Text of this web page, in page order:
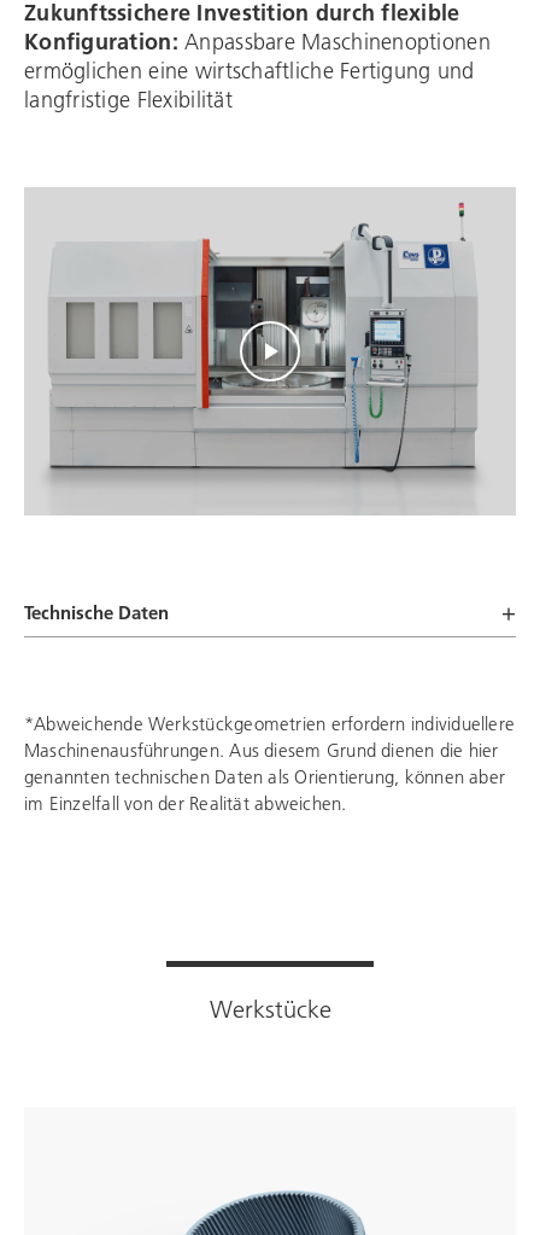
Zukunftssichere Investition durch flexible
Konfiguration:Anpassbare Maschinenoptionen
ermöglichen eine wirtschaftliche Fertigung und
langfristige​ Flexibilität
Technische Daten
*Abweichende Werkstückgeometrien erfordern individuellere
Maschinenausführungen. Aus diesem Grund dienen die hier
genannten technischen Daten als Orientierung, können aber
im Einzelfall von der Realität abweichen.
Werkstücke